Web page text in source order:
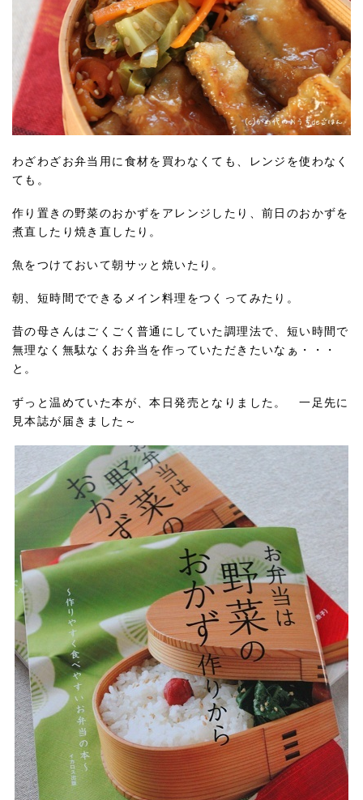
わざわざお弁当用に食材を買わなくても、レンジを使わなく
ても。
作り置きの野菜のおかずをアレンジしたり、前日のおかずを
煮直したり焼き直したり。
魚をつけておいて朝サッと焼いたり。
朝、短時間でできるメイン料理をつくってみたり。
昔の母さんはごくごく普通にしていた調理法で、短い時間で
無理なく無駄なくお弁当を作っていただきたいなぁ・・・
と。
ずっと温めていた本が、本日発売となりました。 一足先に
見本誌が届きました～